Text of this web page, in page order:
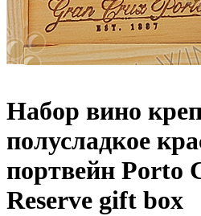
Набор вино
полусладкое
портвейн Porto
Reserve gift box